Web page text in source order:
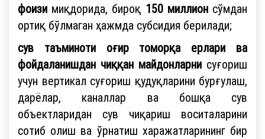
фоизи миқдорида, бироқ 150 миллион сўмдан
ортиқ бўлмаган ҳажмда субсидия берилади;
сув таъминоти оғир томорқа ерлари ва
фойдаланишдан чиққан майдонларни суғориш
учун вертикал суғориш қудуқларини бурғулаш,
дарёлар, каналлар ва бошқа сув
объектларидан сув чиқариш воситаларини
сотиб олиш ва ўрнатиш харажатларининг бир